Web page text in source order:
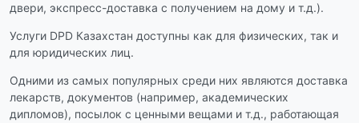
двери, экспресс-доставка с получением на дому и т.д.).
Услуги DPD Казахстан доступны как для физических, так и
для юридических лиц.
Одними из самых популярных среди них являются доставка
лекарств, документов (например, академических
дипломов), посылок с ценными вещами и т.д., работающая